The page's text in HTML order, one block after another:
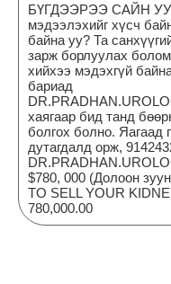
БҮГДЭЭРЭЭ САЙН
мэдээлэхийг хүсч
байна уу? Та
зарж борлуулах
хийхээ мэдэхгүй
бариад
хаягаар бид танд
болгох болно. Яагаад
дутагдалд орж,
$780, 000 (Долоон
TO SELL YOUR
780,000.00